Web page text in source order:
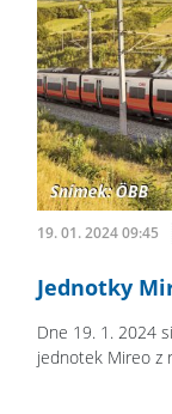
19. 01. 2024 09:45
Jednotky
Dne 19. 1. 2024
jednotek Mireo z